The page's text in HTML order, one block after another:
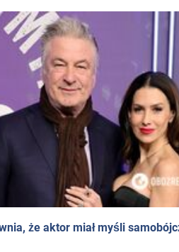
że aktor miał myśli